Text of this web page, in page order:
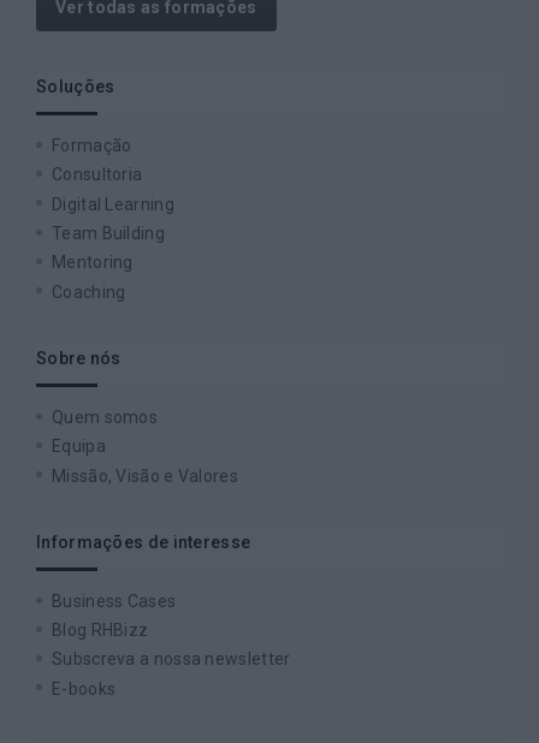
Ver todas as formações
Soluções
Formação
Consultoria
Digital Learning
Team Building
Mentoring
Coaching
Sobre nós
Quem somos
Equipa
Missão, Visão e Valores
Informações de interesse
Business Cases
Blog RHBizz
Subscreva a nossa newsletter
E-books